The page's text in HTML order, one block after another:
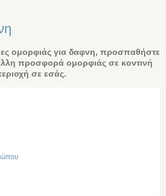
ομορφιάς για δαφνη, προσπαθήστε
προσφορά ομορφιάς σε κοντινή
σε εσάς.